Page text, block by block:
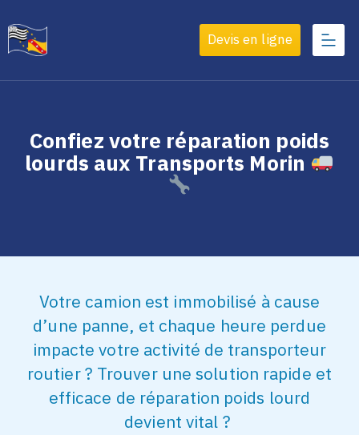
Devis en ligne
Confiez votre réparation poids
lourds aux Transports Morin
Votre camion est immobilisé à cause
d’une panne, et chaque heure perdue
impacte votre activité de transporteur
routier ? Trouver une solution rapide et
efficace de réparation poids lourd
devient vital ?